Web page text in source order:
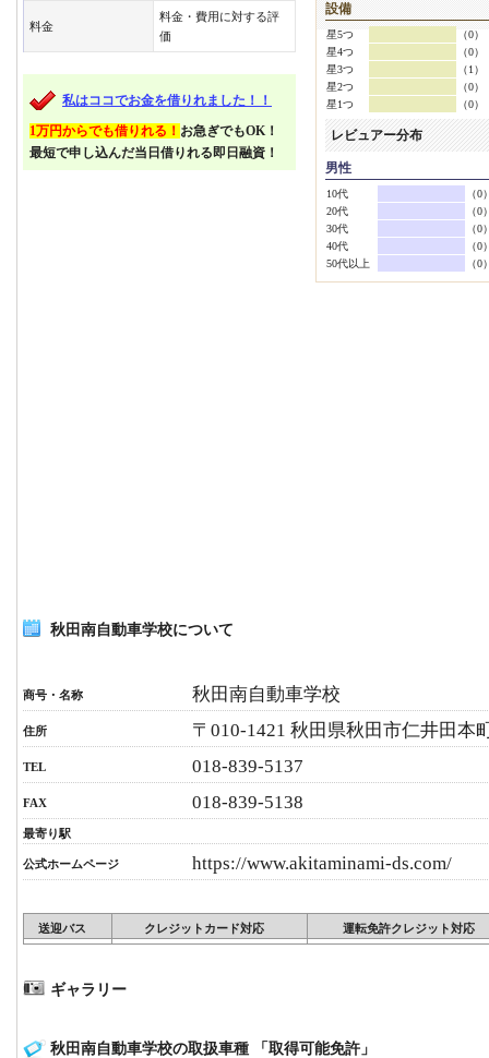
料金
料金・費用に対する評
価
私はココでお金を借りれました！！
1万円からでも借りれる！ お急ぎでもOK！
最短で申し込んだ当日借りれる即日融資！
設備
星5つ
（0）
星4つ
（0）
星3つ
（1）
星2つ
（0）
星1つ
（0）
レビュアー分布
男性
10代
（0
20代
（0
30代
（0
40代
（0
50代以上
（0
秋田南自動車学校について
商号・名称 秋田南自動車学校
住所 〒010-1421 秋田県秋田市仁井田本
TEL 018-839-5137
FAX 018-839-5138
最寄り駅
公式ホームページ https://www.akitaminami-ds.com/
送迎バス クレジットカード対応 運転免許クレジット対応
ギャラリー
秋田南自動車学校の取扱車種 「取得可能免許」